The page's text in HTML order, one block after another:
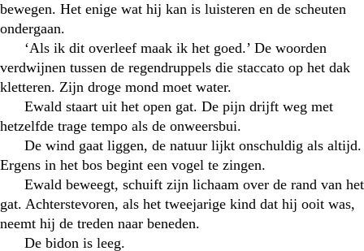
bewegen. Het enige wat hij kan is luisteren en de scheuten
ondergaan.
‘Als ik dit overleef maak ik het goed.’ De woorden
verdwijnen tussen de regendruppels die staccato op het dak
kletteren. Zijn droge mond moet water.
Ewald staart uit het open gat. De pijn drijft weg met
hetzelfde trage tempo als de onweersbui.
De wind gaat liggen, de natuur lijkt onschuldig als altijd.
Ergens in het bos begint een vogel te zingen.
Ewald beweegt, schuift zijn lichaam over de rand van het
gat. Achterstevoren, als het tweejarige kind dat hij ooit was,
neemt hij de treden naar beneden.
De bidon is leeg.